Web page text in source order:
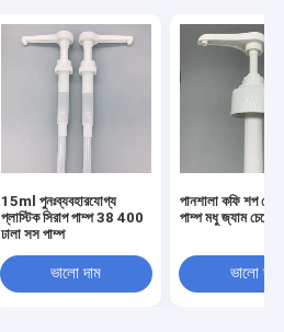
15ml পুনঃব্যবহারযোগ্য
প্লাস্টিক সিরাপ পাম্প 38 400
ঢালা সস পাম্প
ভালো দাম
পানশালা কফি শপ
পাম্প মধু জ্যাম চেপে
ভালো দাম